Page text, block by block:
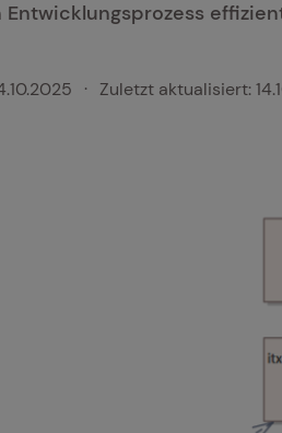
Entwicklungsprozess
· Zuletzt aktualisiert: